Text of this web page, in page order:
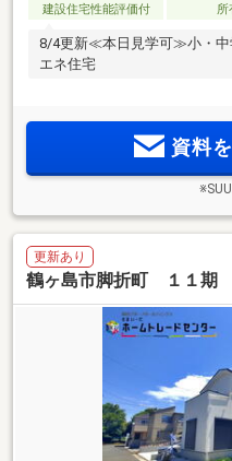
建設住宅性能評価付
所
8/4更新≪本日見学可≫小・中
エネ住宅
資料
更新あり
鶴ヶ島市脚折町 １１期